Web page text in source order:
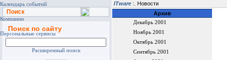
Поиск
Поиск по сайту
Расширенный поиск
ITware :. Новости
Архив
Декабрь 2001
Ноябрь 2001
Октябрь 2001
Сентябрь 2001